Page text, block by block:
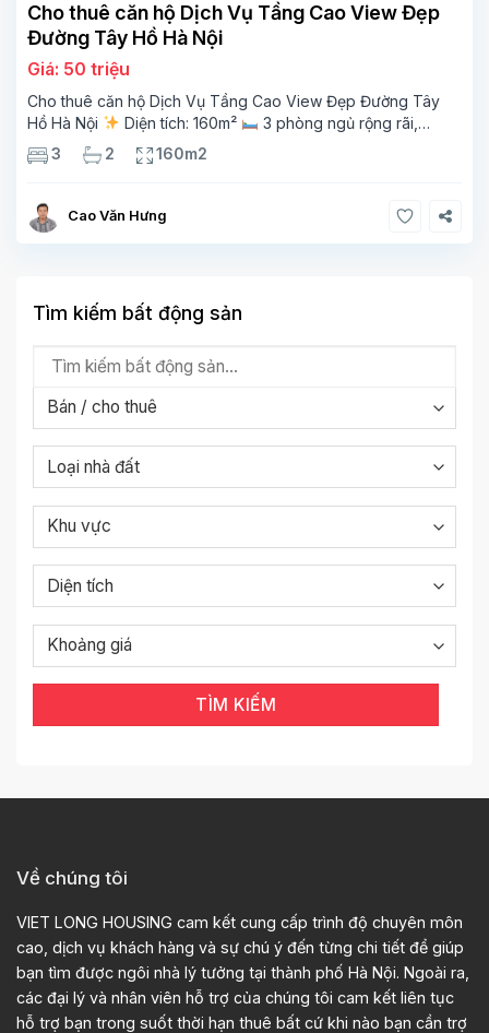
Cho thuê căn hộ Dịch Vụ Tầng Cao View Đẹp
Đường Tây Hồ Hà Nội
Giá: 50 triệu
Cho thuê căn hộ Dịch Vụ Tầng Cao View Đẹp Đường Tây
Hồ Hà Nội
Diện tích: 160m²
3 phòng ngủ rộng rãi,
thoáng sáng
2 phòng tắm tiện nghi
khách hiện đại, ban công thoáng mát
3 2 160m2
Cao Văn Hưng
Tìm kiếm bất động sản
TÌM KIẾM
Về chúng tôi
VIET LONG HOUSING cam kết cung cấp trình độ chuyên môn
cao, dịch vụ khách hàng và sự chú ý đến từng chi tiết để giúp
bạn tìm được ngôi nhà lý tưởng tại thành phố Hà Nội. Ngoài ra,
các đại lý và nhân viên hỗ trợ của chúng tôi cam kết liên tục
hỗ trợ bạn trong suốt thời hạn thuê bất cứ khi nào bạn cần trợ